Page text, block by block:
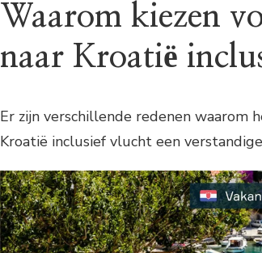
Waarom kiezen
naar Kroatië
Er zijn verschillende redenen waarom
Kroatië inclusief vlucht een